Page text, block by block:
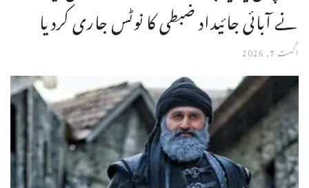
نے آبائی جائیداد ضبطی کا نوٹس جاری کردیا
اگست 7, 2026